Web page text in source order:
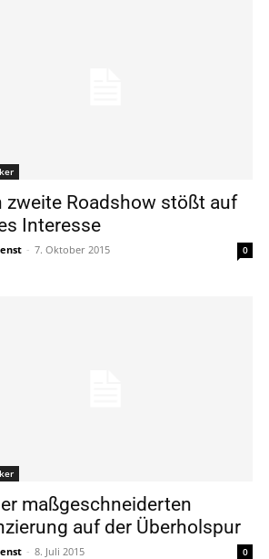
zweite Roadshow stößt auf
Interesse
- 7. Oktober 2015 0
maßgeschneiderten
auf der Überholspur
- 8. Juli 2015 0